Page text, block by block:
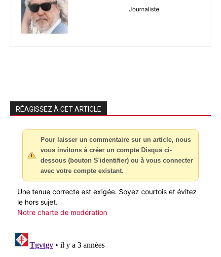
Journaliste
RÉAGISSEZ À CET ARTICLE
Pour laisser un commentaire sur un article, nous
vous invitons à créer un compte Disqus ci-
dessous (bouton S'identifier) ou à vous connecter
avec votre compte existant.
Une tenue correcte est exigée. Soyez courtois et évitez
le hors sujet.
Notre charte de modération